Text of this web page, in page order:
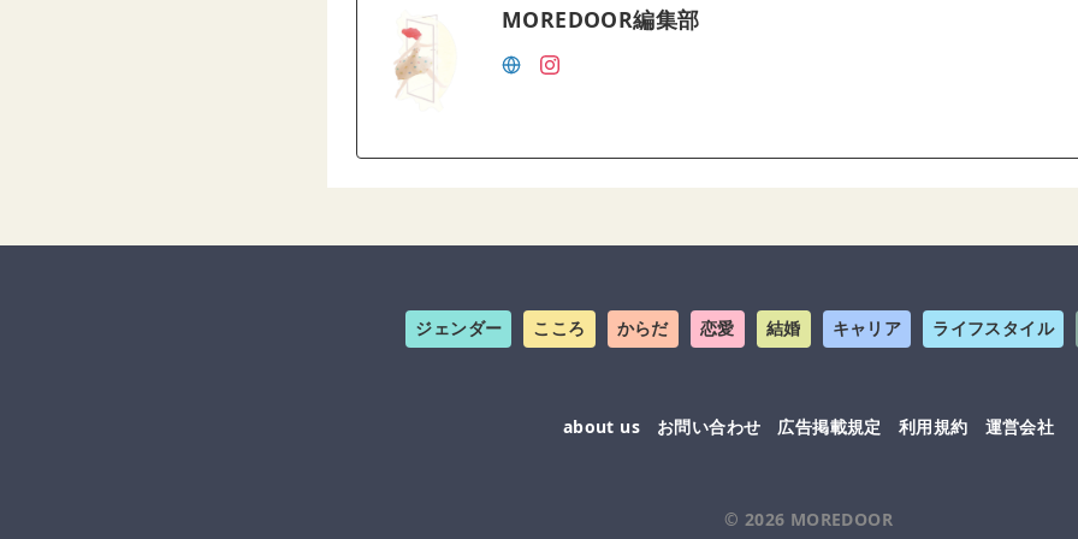
MOREDOOR編集部
ジェンダー こころ からだ 恋愛 結婚 キャリア ライフスタイル
about us お問い合わせ 広告掲載規定 利用規約 運営会社
© 2026 MOREDOOR